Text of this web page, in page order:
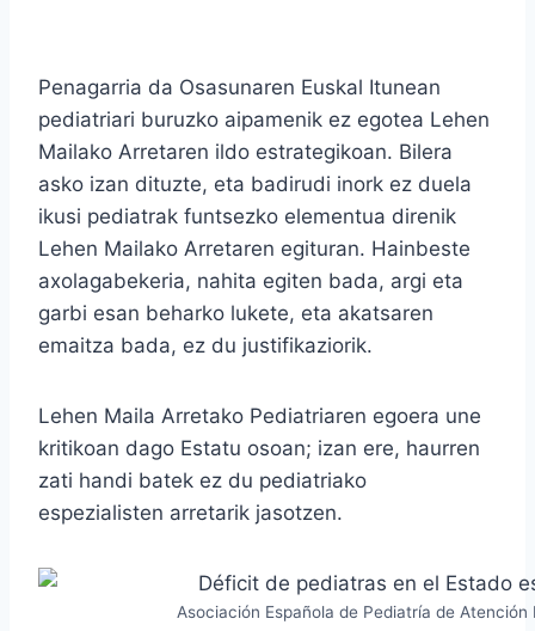
Penagarria da Osasunaren Euskal Itunean
pediatriari buruzko aipamenik ez egotea Lehen
Mailako Arretaren ildo estrategikoan. Bilera
asko izan dituzte, eta badirudi inork ez duela
ikusi pediatrak funtsezko elementua direnik
Lehen Mailako Arretaren egituran. Hainbeste
axolagabekeria, nahita egiten bada, argi eta
garbi esan beharko lukete, eta akatsaren
emaitza bada, ez du justifikaziorik.
Lehen Maila Arretako Pediatriaren egoera une
kritikoan dago Estatu osoan; izan ere, haurren
zati handi batek ez du pediatriako
espezialisten arretarik jasotzen.
Asociación Española de Pediatría de Atención